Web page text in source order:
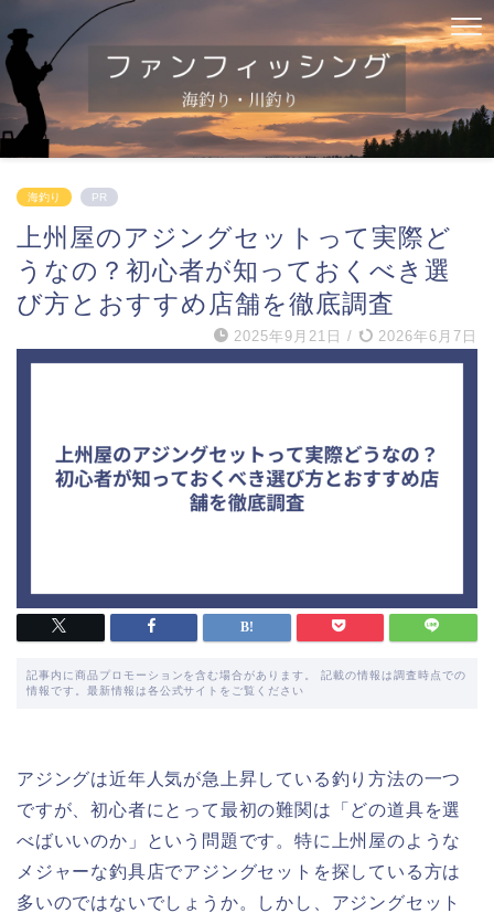
海釣り PR
上州屋のアジングセットって実際ど
うなの？初心者が知っておくべき選
び方とおすすめ店舗を徹底調査
2025年9月21日 / 2026年6月7日
記事内に商品プロモーションを含む場合があります。 記載の情報は調査時点での
情報です。最新情報は各公式サイトをご覧ください
アジングは近年人気が急上昇している釣り方法の一つ
ですが、初心者にとって最初の難関は「どの道具を選
べばいいのか」という問題です。特に上州屋のような
メジャーな釣具店でアジングセットを探している方は
多いのではないでしょうか。しかし、アジングセット